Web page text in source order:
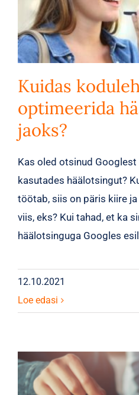
Kuidas
optimeerida
jaoks?
Kas oled otsinud
kasutades häälotsingut?
töötab, siis on päris kiire
viis, eks? Kui tahad, et ka
häälotsinguga Googles
12.10.2021
Loe edasi